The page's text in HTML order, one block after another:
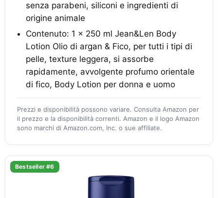
senza parabeni, siliconi e ingredienti di
origine animale
Contenuto: 1 x 250 ml Jean&Len Body
Lotion Olio di argan & Fico, per tutti i tipi di
pelle, texture leggera, si assorbe
rapidamente, avvolgente profumo orientale
di fico, Body Lotion per donna e uomo
Prezzi e disponibilità possono variare. Consulta Amazon per
il prezzo e la disponibilità correnti. Amazon e il logo Amazon
sono marchi di Amazon.com, Inc. o sue affiliate.
Bestseller #6